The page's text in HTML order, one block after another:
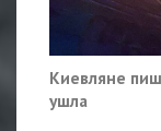
Киевляне
ушла